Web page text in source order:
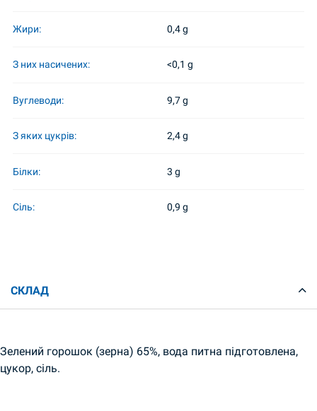
Жири: 0,4 g
З них насичених: <0,1 g
Вуглеводи: 9,7 g
З яких цукрів: 2,4 g
Білки: 3 g
Сіль: 0,9 g
СКЛАД
Зелений горошок (зерна) 65%, вода питна підготовлена,
цукор, сіль.